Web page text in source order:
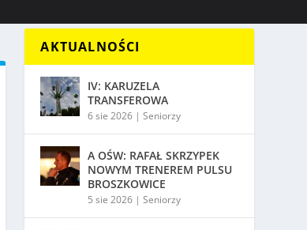
AKTUALNOŚCI
IV: KARUZELA
TRANSFEROWA
6 sie 2026 |Seniorzy
A OŚW: RAFAŁ SKRZYPEK
NOWYM TRENEREM PULSU
BROSZKOWICE
5 sie 2026 |Seniorzy